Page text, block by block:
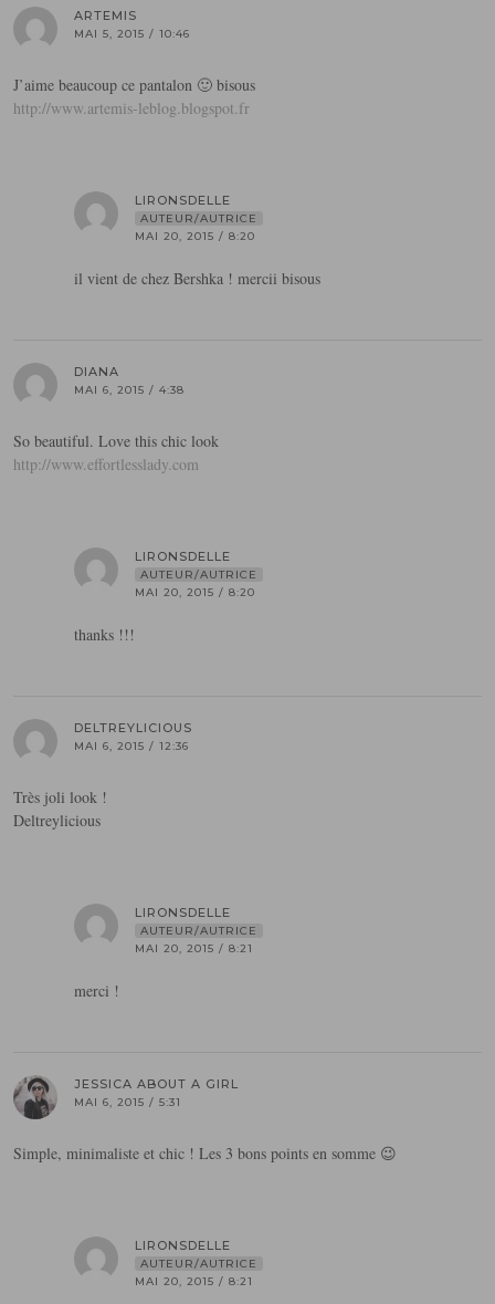
ARTEMIS
MAI 5, 2015 / 10:46
J’aime beaucoup ce pantalon 🙂 bisous
http://www.artemis-leblog.blogspot.fr
LIRONSDELLE
AUTEUR/AUTRICE
MAI 20, 2015 / 8:20
il vient de chez Bershka ! mercii bisous
DIANA
MAI 6, 2015 / 4:38
So beautiful. Love this chic look
http://www.effortlesslady.com
LIRONSDELLE
AUTEUR/AUTRICE
MAI 20, 2015 / 8:20
thanks !!!
DELTREYLICIOUS
MAI 6, 2015 / 12:36
Très joli look !
Deltreylicious
LIRONSDELLE
AUTEUR/AUTRICE
MAI 20, 2015 / 8:21
merci !
JESSICA ABOUT A GIRL
MAI 6, 2015 / 5:31
Simple, minimaliste et chic ! Les 3 bons points en somme 😉
LIRONSDELLE
AUTEUR/AUTRICE
MAI 20, 2015 / 8:21